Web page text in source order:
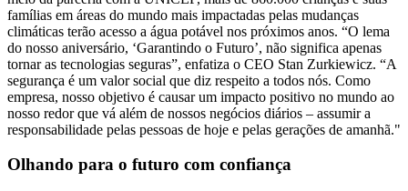
famílias em áreas do mundo mais impactadas pelas mudanças
climáticas terão acesso a água potável nos próximos anos. “O lema
do nosso aniversário, ‘Garantindo o Futuro’, não significa apenas
tornar as tecnologias seguras”, enfatiza o CEO Stan Zurkiewicz. “A
segurança é um valor social que diz respeito a todos nós. Como
empresa, nosso objetivo é causar um impacto positivo no mundo ao
nosso redor que vá além de nossos negócios diários – assumir a
responsabilidade pelas pessoas de hoje e pelas gerações de amanhã."
Olhando para o futuro com confiança